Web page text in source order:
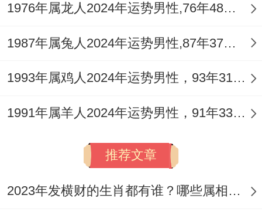
域 可做更多寻找。
将来可详细聊聊本命星盘与流年太岁得复合
上.
1976年属龙人2024年运势男性,76年48岁属龙男2024年每月运程怎么样
1987年属兔人2024年运势男性,87年37岁属兔男2024年每月运程怎么样
1993年属鸡人2024年运势男性，93年31岁属鸡男2024年每月运程怎么样
1991年属羊人2024年运势男性，91年33岁属羊男2024年每月运程怎么样
推荐文章
2023年发横财的生肖都有谁？哪些属相财运旺盛？